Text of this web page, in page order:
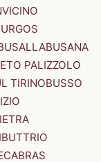
BUSANA
PALIZZOLO
TIRINOBUSSO
BUTTRIO
CABRAS